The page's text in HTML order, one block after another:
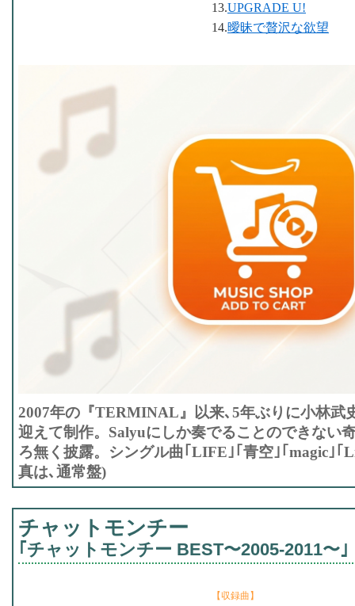
13.UPGRADE U!
14.曖昧で贅沢な欲望
2007年の『TERMINAL』以来､5年ぶりに小林武
迎えて制作。Salyuにしか奏でることのできない
ろ無く披露。シングル曲｢LIFE｣｢青空｣｢magic｣｢
真は､通常盤)
チャットモンチー
｢チャットモンチー BEST〜2005-2011〜｣
【収録曲】